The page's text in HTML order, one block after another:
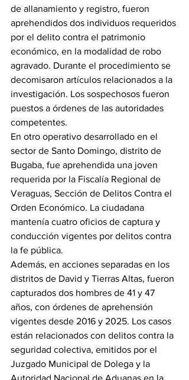
de allanamiento y registro, fueron
aprehendidos dos individuos requeridos
por el delito contra el patrimonio
económico, en la modalidad de robo
agravado. Durante el procedimiento se
decomisaron artículos relacionados a la
investigación. Los sospechosos fueron
puestos a órdenes de las autoridades
competentes.
En otro operativo desarrollado en el
sector de Santo Domingo, distrito de
Bugaba, fue aprehendida una joven
requerida por la Fiscalía Regional de
Veraguas, Sección de Delitos Contra el
Orden Económico. La ciudadana
mantenía cuatro oficios de captura y
conducción vigentes por delitos contra
la fe pública.
Además, en acciones separadas en los
distritos de David y Tierras Altas, fueron
capturados dos hombres de 41 y 47
años, con órdenes de aprehensión
vigentes desde 2016 y 2025. Los casos
están relacionados con delitos contra la
seguridad colectiva, emitidos por el
Juzgado Municipal de Dolega y la
Autoridad Nacional de Aduanas en la